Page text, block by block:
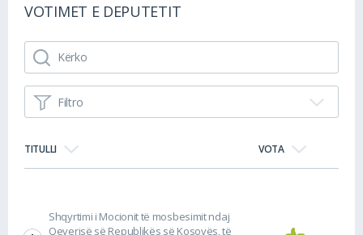
VOTIMET E DEPUTETIT
Filtro
TITULLI VOTA
Shqyrtimi i Mocionit të mosbesimit ndaj
Qeverisë së Republikës së Kosovës, të